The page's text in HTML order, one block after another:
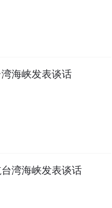
海峡发表谈话
湾海峡发表谈话